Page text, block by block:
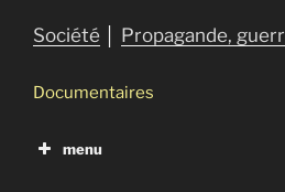
Société Propagande,
Documentaires
menu